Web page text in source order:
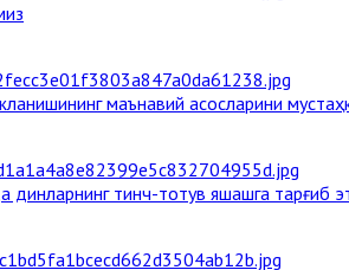
маънавий асосларини
динларнинг тинч-тотув яшашга тарғиб